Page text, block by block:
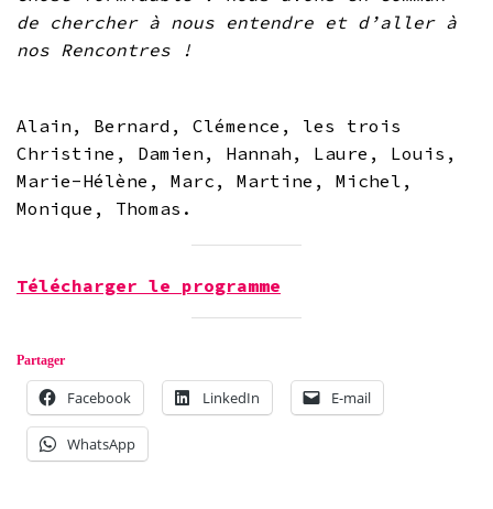
de chercher à nous entendre et d’aller à
nos Rencontres !
Alain, Bernard, Clémence, les trois
Christine, Damien, Hannah, Laure, Louis,
Marie-Hélène, Marc, Martine, Michel,
Monique, Thomas.
Télécharger le programme
Partager
Facebook LinkedIn E-mail
WhatsApp